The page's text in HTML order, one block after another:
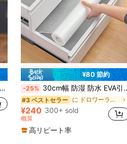
¥80 節約
-25% 30cm幅 防湿 防水 EVA引き出しライナー、フレッシュな水玉模様 防塵マット キャビネット、靴棚、ワードローブ、オールシーズン
#3 ベストセラー に ドロワーライナー
¥240 300+ sold
概算
高リピート率